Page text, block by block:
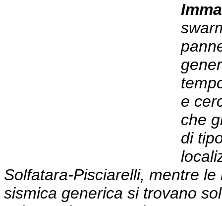
e
che
di
Solfatara-Pisciarelli, mentre
sismica generica si trovano